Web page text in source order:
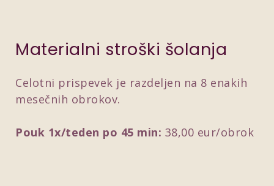
Materialni stroški šolanja
Celotni prispevek je razdeljen na 8 enakih
mesečnih obrokov.
Pouk 1x/teden po 45 min: 38,00 eur/obrok